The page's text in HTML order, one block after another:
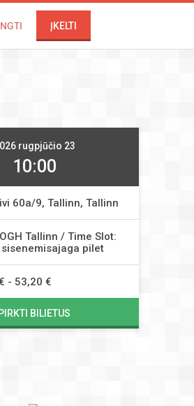
ĮKELTI
rugpjūčio 23
10:00
60a/9, Tallinn, Tallinn
Tallinn / Time Slot:
sisenemisajaga pilet
- 53,20 €
PIRKTI BILIETUS